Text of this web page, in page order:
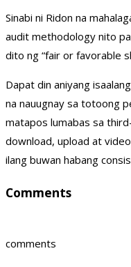
Sinabi ni Ridon na
audit methodology nito
dito ng “fair or favorable
Dapat din aniyang
na nauugnay sa totoong
matapos lumabas sa
download, upload at
ilang buwan habang
Comments
comments